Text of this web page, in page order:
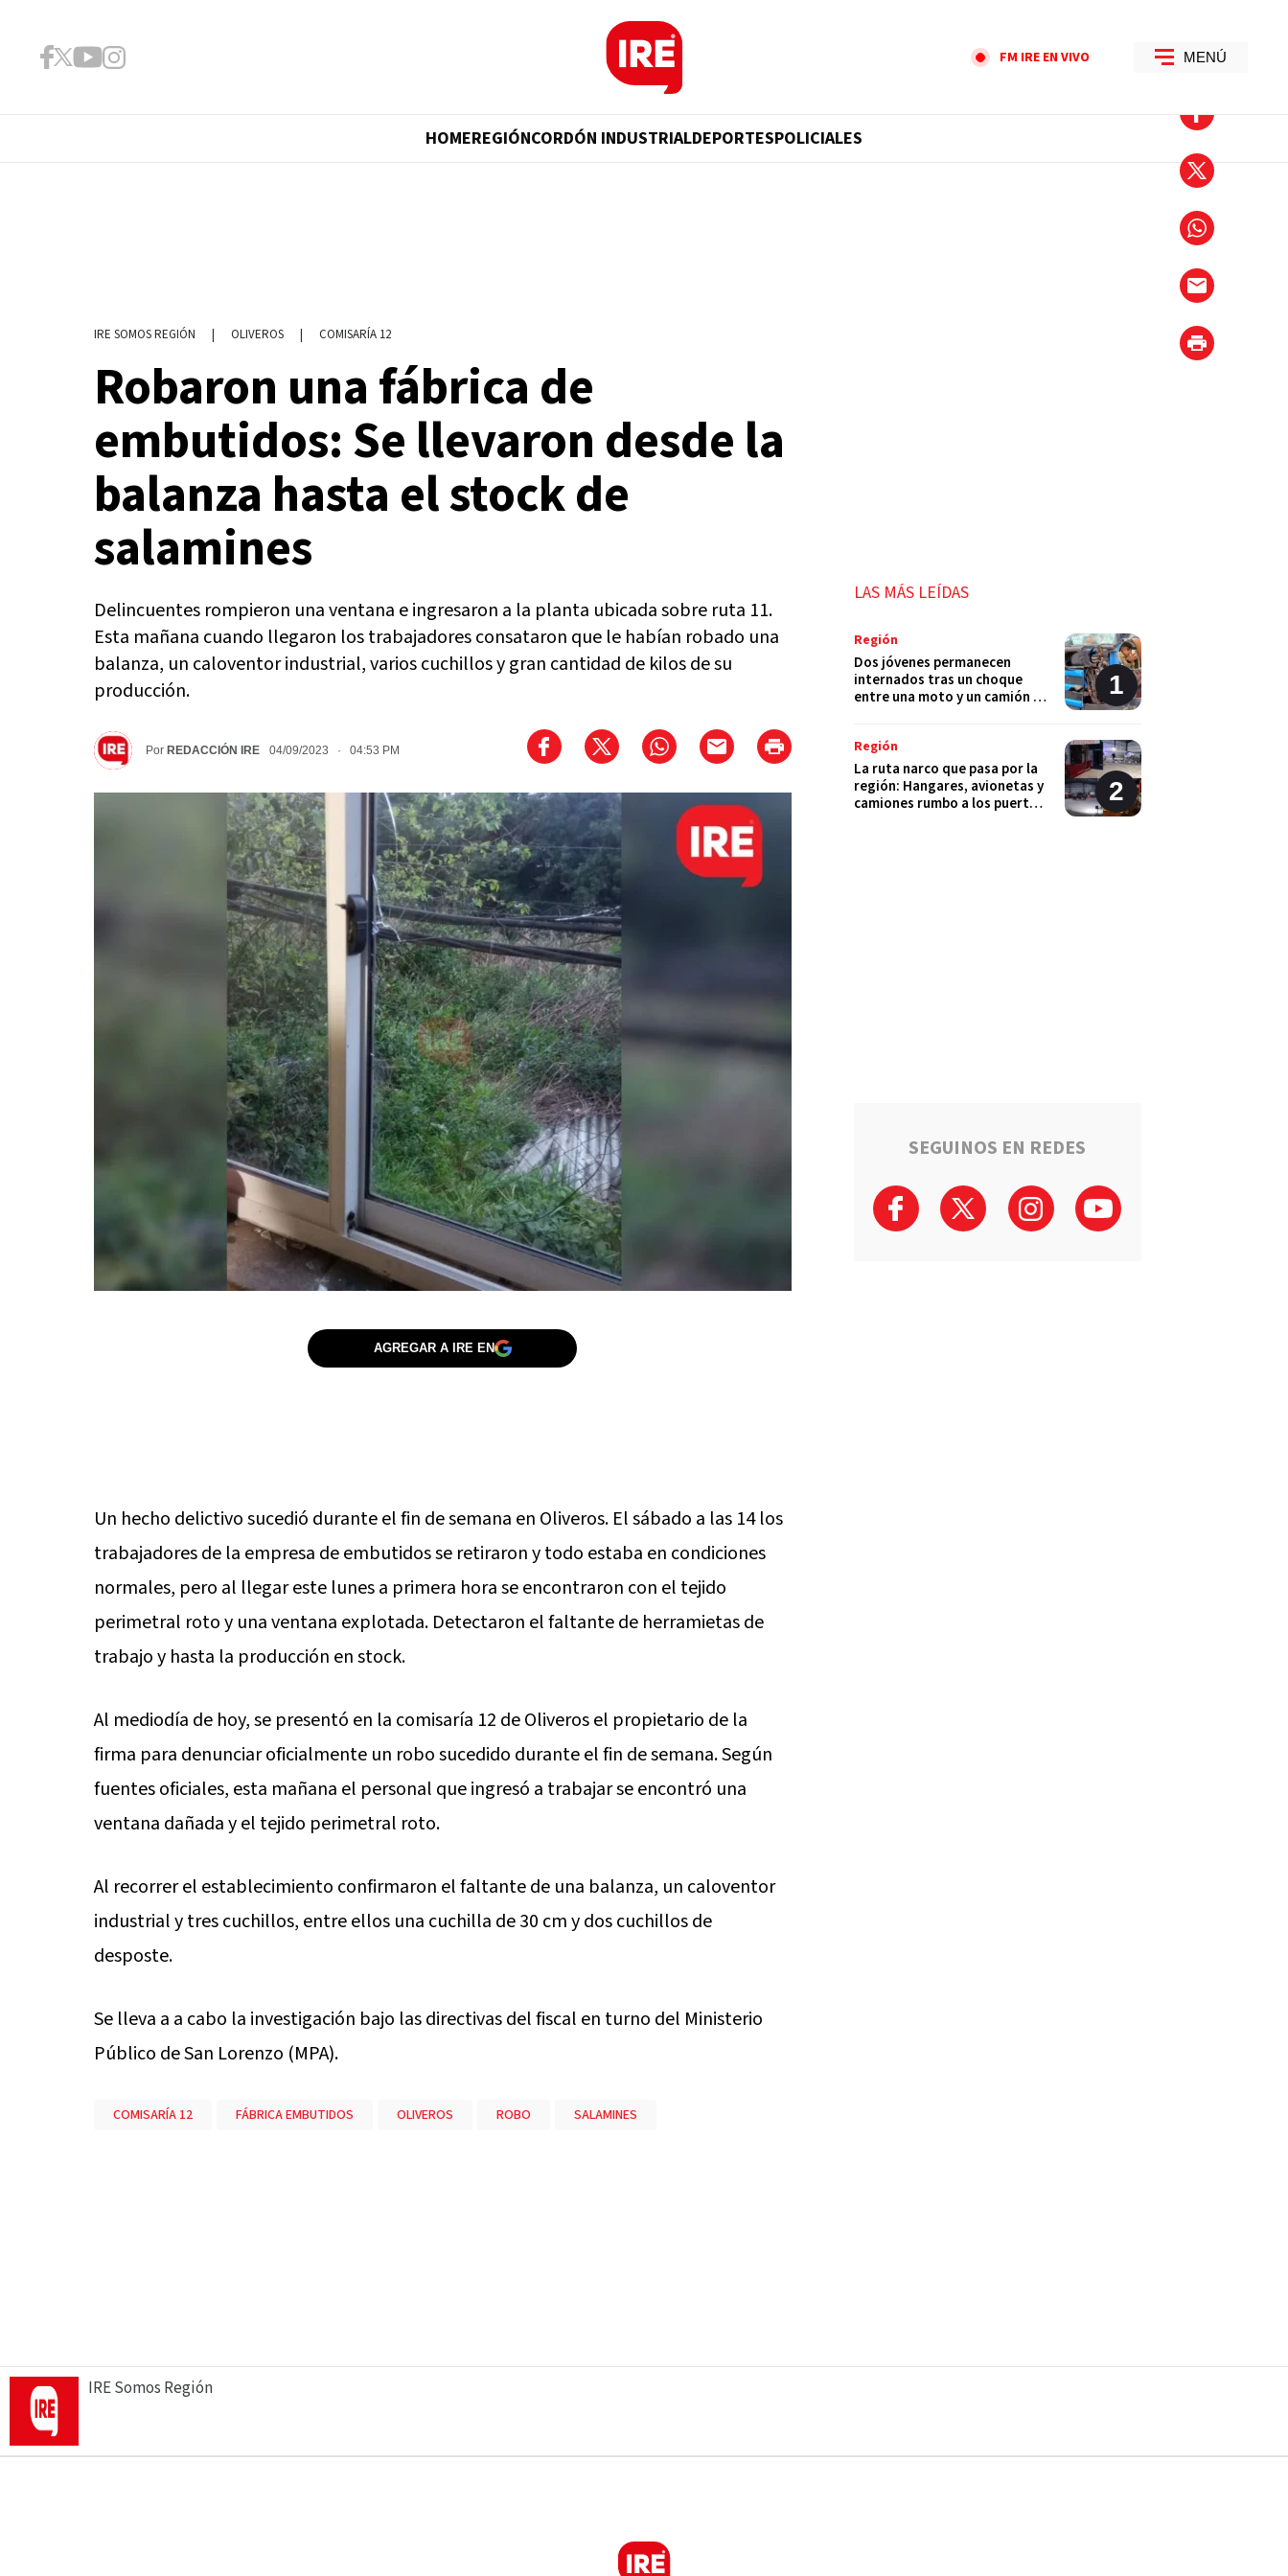
FM IRE EN VIVO MENÚ
HOMEREGIÓNCORDÓN INDUSTRIALDEPORTESPOLICIALES
IRE SOMOS REGIÓN | OLIVEROS | COMISARÍA 12
Robaron una fábrica de
embutidos: Se llevaron desde la
balanza hasta el stock de
salamines
Delincuentes rompieron una ventana e ingresaron a la planta ubicada sobre ruta 11.
Esta mañana cuando llegaron los trabajadores consataron que le habían robado una
balanza, un caloventor industrial, varios cuchillos y gran cantidad de kilos de su
producción.
Por REDACCIÓN IRE 04/09/2023 · 04:53 PM
AGREGAR A IRE EN
Un hecho delictivo sucedió durante el fin de semana en Oliveros. El sábado a las 14 los
trabajadores de la empresa de embutidos se retiraron y todo estaba en condiciones
normales, pero al llegar este lunes a primera hora se encontraron con el tejido
perimetral roto y una ventana explotada. Detectaron el faltante de herramietas de
trabajo y hasta la producción en stock.
Al mediodía de hoy, se presentó en la comisaría 12 de Oliveros el propietario de la
firma para denunciar oficialmente un robo sucedido durante el fin de semana. Según
fuentes oficiales, esta mañana el personal que ingresó a trabajar se encontró una
ventana dañada y el tejido perimetral roto.
Al recorrer el establecimiento confirmaron el faltante de una balanza, un caloventor
industrial y tres cuchillos, entre ellos una cuchilla de 30 cm y dos cuchillos de
desposte.
Se lleva a a cabo la investigación bajo las directivas del fiscal en turno del Ministerio
Público de San Lorenzo (MPA).
COMISARÍA 12 FÁBRICA EMBUTIDOS OLIVEROS ROBO SALAMINES
LAS MÁS LEÍDAS
Región
Dos jóvenes permanecen
internados tras un choque
entre una moto y un camión en
Región
La ruta narco que pasa por la
región: Hangares, avionetas y
camiones rumbo a los puertos
en Luis PalaciosSEGUINOS EN REDES
IRE Somos Región